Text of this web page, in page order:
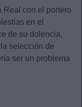
Real con el portero
en el
de su dolencia,
selección de
ser un problema